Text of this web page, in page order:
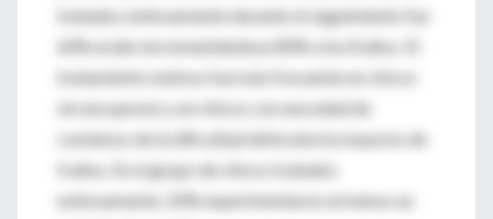
tratados exitosamente durante el seguimiento fue
60% al año incrementándose 80% a los 8 años. El
tratamiento exitoso fue más frecuente en chicos
sin encopresis y en chicos con una edad de
comienzo de la dificultad defecatoria mayores de
4 años. En el grupo de chicos tratados
exitosamente, 50% experimentaron al menos un